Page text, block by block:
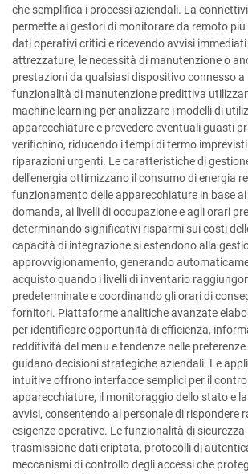
che semplifica i processi aziendali. La
permette ai gestori di monitorare da remoto più
dati operativi critici e ricevendo avvisi
attrezzature, le necessità di manutenzione o
prestazioni da qualsiasi dispositivo connesso a
funzionalità di manutenzione predittiva
machine learning per analizzare i modelli di
apparecchiature e prevedere eventuali guasti
verifichino, riducendo i tempi di fermo
riparazioni urgenti. Le caratteristiche di
dell'energia ottimizzano il consumo di energia
funzionamento delle apparecchiature in base
domanda, ai livelli di occupazione e agli orari
determinando significativi risparmi sui costi
capacità di integrazione si estendono alla
approvvigionamento, generando
acquisto quando i livelli di inventario
predeterminate e coordinando gli orari di
fornitori. Piattaforme analitiche avanzate
per identificare opportunità di efficienza,
redditività del menu e tendenze nelle
guidano decisioni strategiche aziendali. Le
intuitive offrono interfacce semplici per il
apparecchiature, il monitoraggio dello stato e
avvisi, consentendo al personale di rispondere
esigenze operative. Le funzionalità di sicurezza
trasmissione dati criptata, protocolli di
meccanismi di controllo degli accessi che